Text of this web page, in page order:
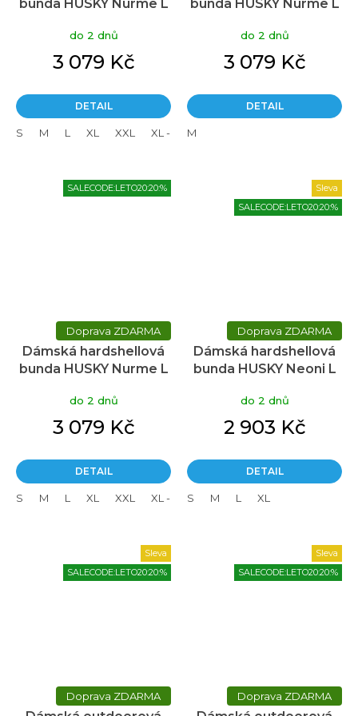
bunda HUSKY Nurme L
do 2 dnů
3 079 Kč
DETAIL
S M L XL XXL XL - plus
bunda HUSKY Nurme L
do 2 dnů
3 079 Kč
DETAIL
M
SALECODE:LETO20:20:%
ZDARMA
Dámská hardshellová
bunda HUSKY Nurme L
do 2 dnů
3 079 Kč
DETAIL
S M L XL XXL XL - plus L - plus
Sleva
SALECODE:LETO20:20:%
ZDARMA
Dámská hardshellová
bunda HUSKY Neoni L
do 2 dnů
2 903 Kč
DETAIL
S M L XL
Sleva
SALECODE:LETO20:20:%
ZDARMA
Sleva
SALECODE:LETO20:20:%
ZDARMA